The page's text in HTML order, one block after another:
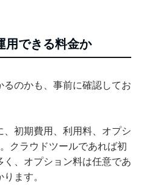
用できる料金か
のかも、事前に確認してお
、初期費用、利用料、オプシ
クラウドツールであれば初
、オプション料は任意であ
ます。